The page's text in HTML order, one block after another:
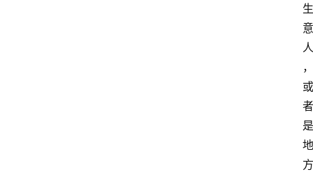
生
意
人
，
或
者
是
地
方